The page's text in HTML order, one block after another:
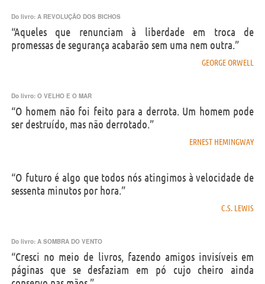
Do livro: A REVOLUÇÃO DOS BICHOS
“Aqueles que renunciam à liberdade em troca de
promessas de segurança acabarão sem uma nem outra.”
GEORGE ORWELL
Do livro: O VELHO E O MAR
“O homem não foi feito para a derrota. Um homem pode
ser destruído, mas não derrotado.”
ERNEST HEMINGWAY
“O futuro é algo que todos nós atingimos à velocidade de
sessenta minutos por hora.”
C.S. LEWIS
Do livro: A SOMBRA DO VENTO
“Cresci no meio de livros, fazendo amigos invisíveis em
páginas que se desfaziam em pó cujo cheiro ainda